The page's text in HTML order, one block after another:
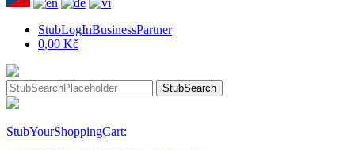
StubLogInBusinessPartner
0,00 Kč
StubSearch
StubYourShoppingCart: